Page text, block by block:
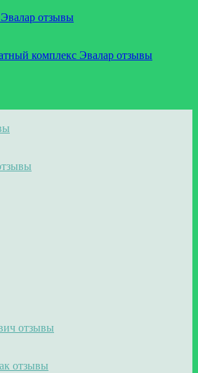
отзывы
комплекс Эвалар отзывы
отзывы
отзывы